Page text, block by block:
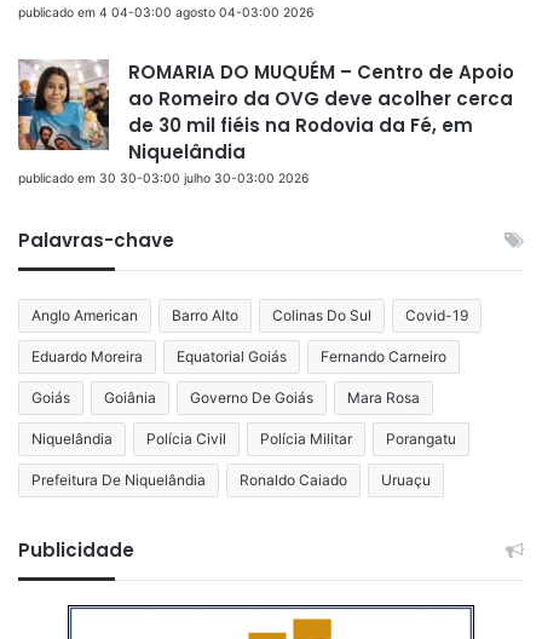
publicado em 4 04-03:00 agosto 04-03:00 2026
ROMARIA DO MUQUÉM – Centro de Apoio
ao Romeiro da OVG deve acolher cerca
de 30 mil fiéis na Rodovia da Fé, em
Niquelândia
publicado em 30 30-03:00 julho 30-03:00 2026
Palavras-chave
Anglo American Barro Alto Colinas Do Sul Covid-19
Eduardo Moreira Equatorial Goiás Fernando Carneiro
Goiás Goiânia Governo De Goiás Mara Rosa
Niquelândia Polícia Civil Polícia Militar Porangatu
Prefeitura De Niquelândia Ronaldo Caiado Uruaçu
Publicidade